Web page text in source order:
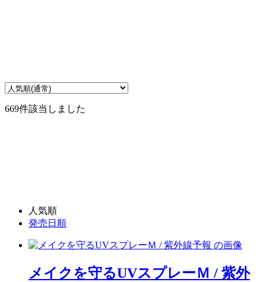
669件該当しました
人気順
発売日順
メイクを守るUVスプレーＭ / 紫外